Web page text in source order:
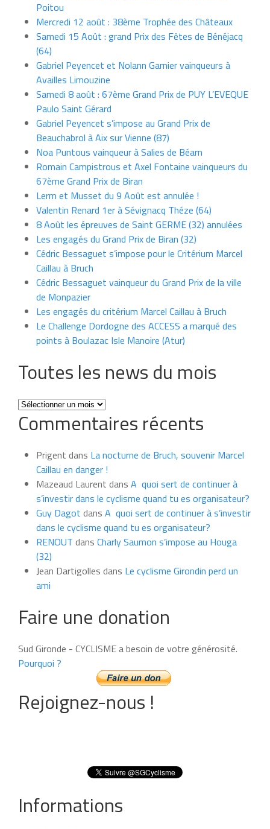
Poitou
Mercredi 12 août : 38ème Trophée des Châteaux
Samedi 15 Août : grand Prix des Fêtes de Bénéjacq
(64)
Gabriel Peyencet et Nolann Garnier vainqueurs à
Availles Limouzine
Samedi 8 août : 67ème Grand Prix de PUY L’EVEQUE
Paulo Saint Gérard
Gabriel Peyencet s’impose au Grand Prix de
Beauchabrol à Aix sur Vienne (87)
Noa Puntous vainqueur à Salies de Béarn
Romain Campistrous et Axel Fontaine vainqueurs du
67ème Grand Prix de Biran
Lerm et Musset du 9 Août est annulée !
Valentin Renard 1er à Sévignacq Théze (64)
8 Août les épreuves de Saint GERME (32) annulées
Les engagés du Grand Prix de Biran (32)
Cédric Bessaguet s’impose pour le Critérium Marcel
Caillau à Bruch
Cédric Bessaguet vainqueur du Grand Prix de la ville
de Monpazier
Les engagés du critérium Marcel Caillau à Bruch
Le Challenge Dordogne des ACCESS a marqué des
points à Boulazac Isle Manoire (Atur)
Toutes les news du mois
Toutes
les
news
mois
Commentaires récents
Prigent dans La nocturne de Bruch, souvenir Marcel
Caillau en danger !
Mazeaud Laurent dans A quoi sert de continuer à
s’investir dans le cyclisme quand tu es organisateur?
Guy Dagot dans A quoi sert de continuer à s’investir
dans le cyclisme quand tu es organisateur?
RENOUT dans Charly Saumon s’impose au Houga
(32)
Jean Dartigolles dans Le cyclisme Girondin perd un
ami
Faire une donation
Sud Gironde - CYCLISME a besoin de votre générosité.
Pourquoi ?
Rejoignez-nous !
Informations